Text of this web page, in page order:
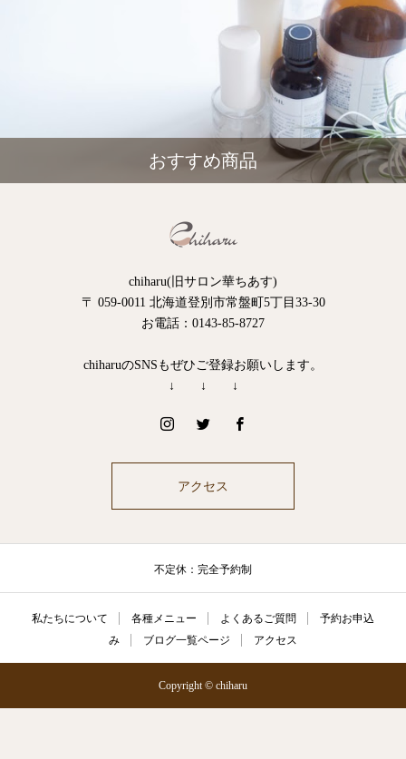
おすすめ商品
chiharu(旧サロン華ちあす)
〒 059-0011 北海道登別市常盤町5丁目33-30
お電話：0143-85-8727
chiharuのSNSもぜひご登録お願いします。
↓ ↓ ↓
アクセス
不定休：完全予約制
私たちについて 各種メニュー よくあるご質問
予約お申込
み
ブログ一覧ページ アクセス
Copyright © chiharu